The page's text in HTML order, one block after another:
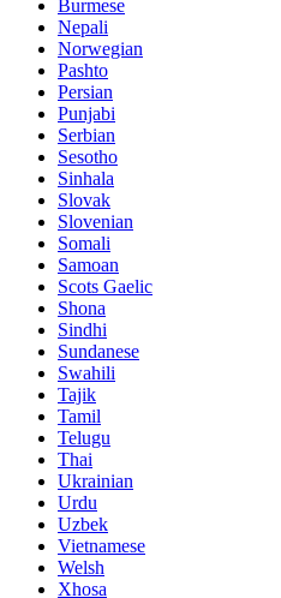
Burmese
Nepali
Norwegian
Pashto
Persian
Punjabi
Serbian
Sesotho
Sinhala
Slovak
Slovenian
Somali
Samoan
Scots Gaelic
Shona
Sindhi
Sundanese
Swahili
Tajik
Tamil
Telugu
Thai
Ukrainian
Urdu
Uzbek
Vietnamese
Welsh
Xhosa